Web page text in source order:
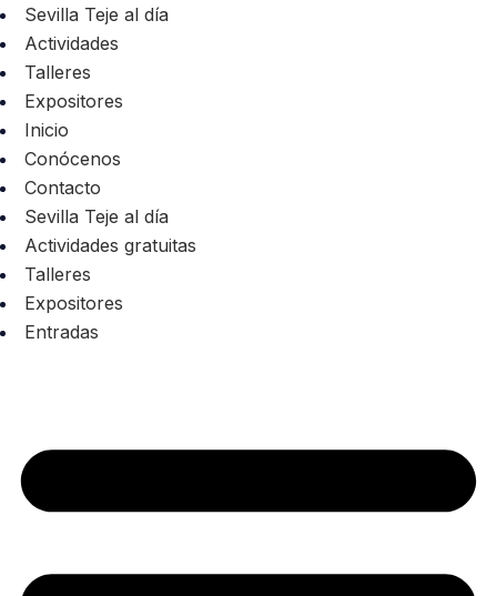
Sevilla Teje al día
Actividades
Talleres
Expositores
Inicio
Conócenos
Contacto
Sevilla Teje al día
Actividades gratuitas
Talleres
Expositores
Entradas